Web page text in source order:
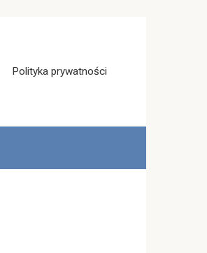
Polityka prywatności